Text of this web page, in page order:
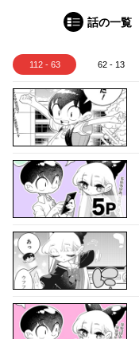
話の一覧
112 - 63 62 - 13